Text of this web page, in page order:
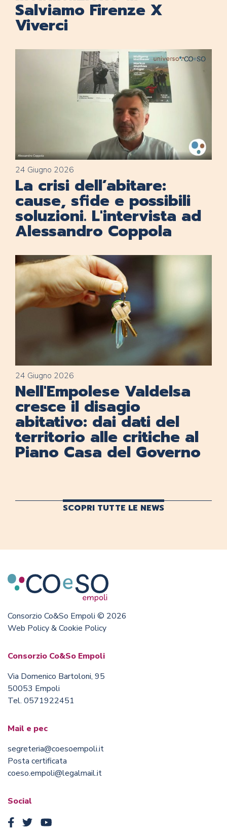
Salviamo Firenze X
Viverci
24 Giugno 2026
La crisi dell’abitare:
cause, sfide e possibili
soluzioni. L'intervista ad
Alessandro Coppola
24 Giugno 2026
Nell'Empolese Valdelsa
cresce il disagio
abitativo: dai dati del
territorio alle critiche al
Piano Casa del Governo
SCOPRI TUTTE LE NEWS
Consorzio Co&So Empoli © 2026
Web Policy & Cookie Policy
Consorzio Co&So Empoli
Via Domenico Bartoloni, 95
50053 Empoli
Tel. 0571922451
Mail e pec
segreteria@coesoempoli.it
Posta certificata
coeso.empoli@legalmail.it
Social